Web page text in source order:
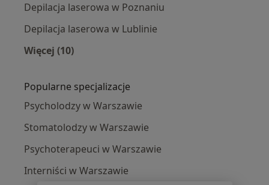
Depilacja laserowa w Poznaniu
Depilacja laserowa w Lublinie
Więcej (10)
Popularne specjalizacje
Psycholodzy w Warszawie
Stomatolodzy w Warszawie
Psychoterapeuci w Warszawie
Interniści w Warszawie